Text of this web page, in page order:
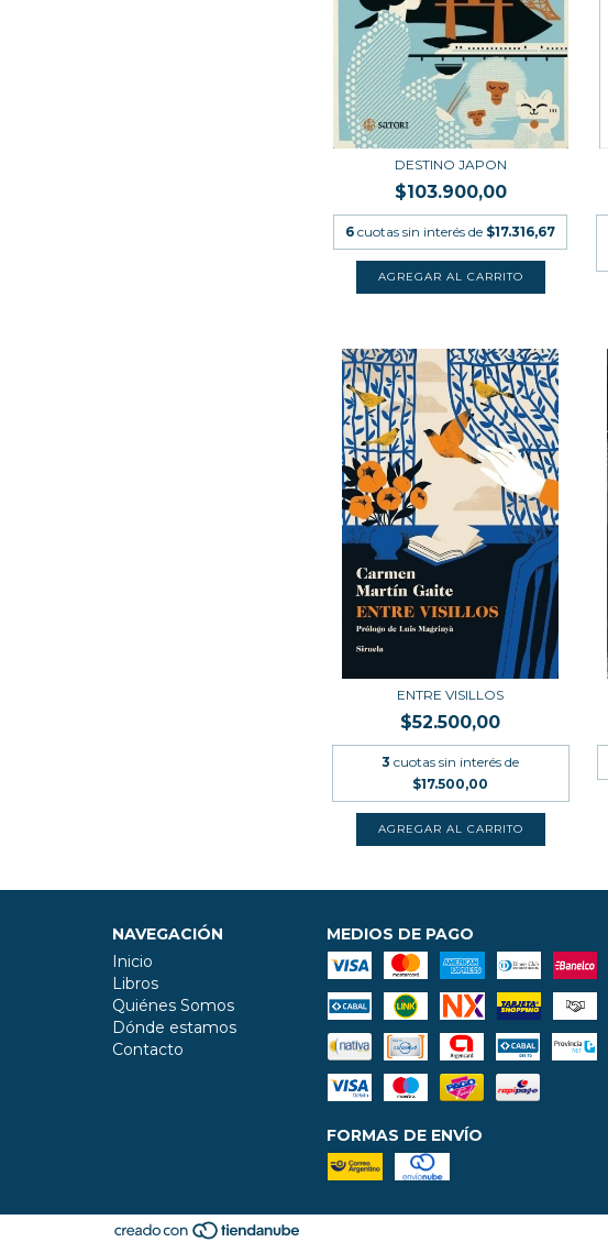
DESTINO JAPON
$103.900,00
6 cuotas sin interés de $17.316,67
ENTRE VISILLOS
$52.500,00
3 cuotas sin interés de
$17.500,00
NAVEGACIÓN
Inicio
Libros
Quiénes Somos
Dónde estamos
Contacto
MEDIOS DE PAGO
FORMAS DE ENVÍO